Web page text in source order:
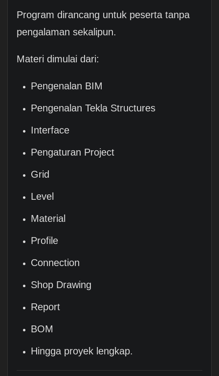
Program dirancang untuk peserta tanpa
pengalaman sekalipun.
Materi dimulai dari:
Pengenalan BIM
Pengenalan Tekla Structures
Interface
Pengaturan Project
Grid
Level
Material
Profile
Connection
Shop Drawing
Report
BOM
Hingga proyek lengkap.